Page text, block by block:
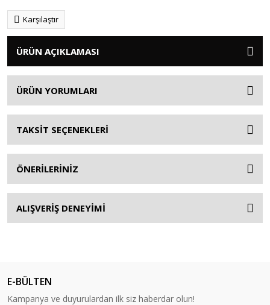
Karşılaştır
ÜRÜN AÇIKLAMASI
ÜRÜN YORUMLARI
TAKSİT SEÇENEKLERİ
ÖNERİLERİNİZ
ALIŞVERİŞ DENEYİMİ
E-BÜLTEN
Kampanya ve duyurulardan ilk siz haberdar olun!